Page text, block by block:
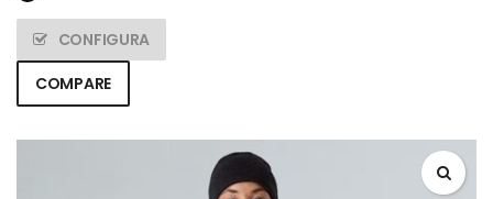
CONFIGURA
COMPARE